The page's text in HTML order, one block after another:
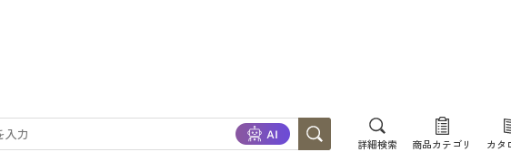
詳細検索 商品カテゴリ カタ